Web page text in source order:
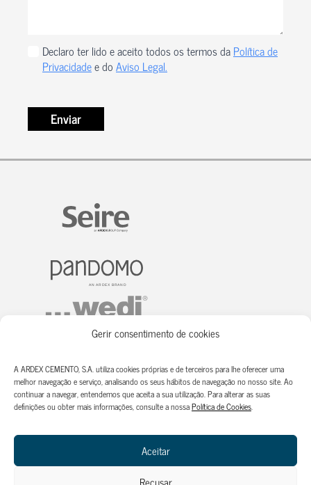
Gerir consentimento de cookies
A ARDEX CEMENTO, S.A. utiliza cookies próprias e de terceiros para lhe oferecer uma
melhor navegação e serviço, analisando os seus hábitos de navegação no nosso site. Ao
continuar a navegar, entendemos que aceita a sua utilização. Para alterar as suas
definições ou obter mais informações, consulte a nossaPolítica de Cookies.
Aceitar
Recusar
Privacidade
Declaro ter lido e aceito todos os termos daPolítica de
Privacidadee doAviso Legal.
Enviar